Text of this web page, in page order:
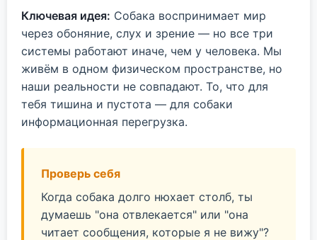
Ключевая идея: Собака воспринимает мир
через обоняние, слух и зрение — но все три
системы работают иначе, чем у человека. Мы
живём в одном физическом пространстве, но
наши реальности не совпадают. То, что для
тебя тишина и пустота — для собаки
информационная перегрузка.
Проверь себя
Когда собака долго нюхает столб, ты
думаешь "она отвлекается" или "она
читает сообщения, которые я не вижу"?